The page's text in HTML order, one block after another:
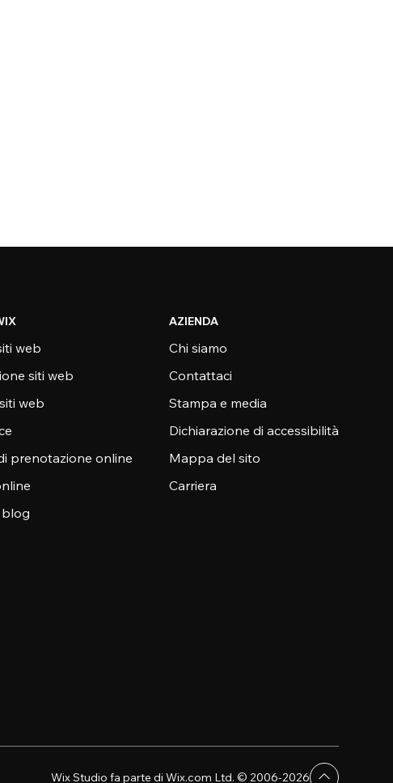
web
siti web
web
prenotazione online
blog
AZIENDA
Chi siamo
Contattaci
Stampa e media
Dichiarazione di accessibilità
Mappa del sito
Carriera
Wix Studio fa parte di Wix.com Ltd. © 2006-2026